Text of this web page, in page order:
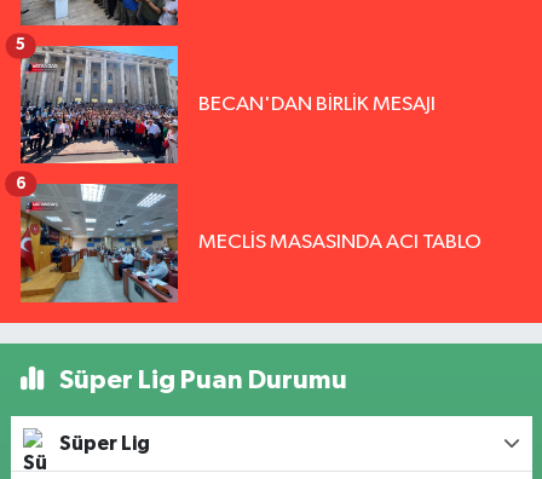
BECAN'DAN BİRLİK MESAJI
5
MECLİS MASASINDA ACI TABLO
6
Süper Lig Puan Durumu
Süper Lig